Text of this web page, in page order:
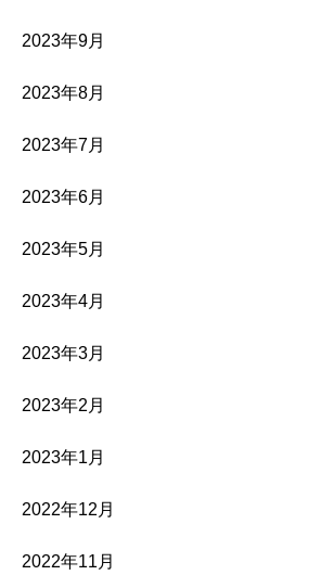
2023年9月
2023年8月
2023年7月
2023年6月
2023年5月
2023年4月
2023年3月
2023年2月
2023年1月
2022年12月
2022年11月